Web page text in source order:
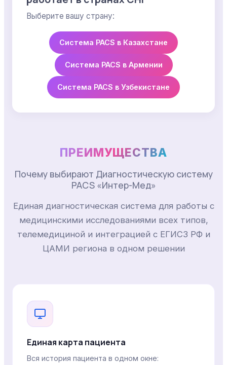
Выберите вашу страну:
Система PACS в Казахстане
Система PACS в Армении
Система PACS в Узбекистане
ПРЕИМУЩЕСТВА
Почему выбирают Диагностическую систему
PACS «Интер-Мед»
Единая диагностическая система для работы с
медицинскими исследованиями всех типов,
телемедициной и интеграцией с ЕГИСЗ РФ и
ЦАМИ региона в одном решении
Единая карта пациента
Вся история пациента в одном окне: